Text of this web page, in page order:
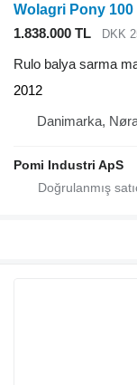
Wolagri Pony 100
1.838.000 TL
DKK
Rulo balya sarma
2012
Danimarka,
Pomi Industri ApS